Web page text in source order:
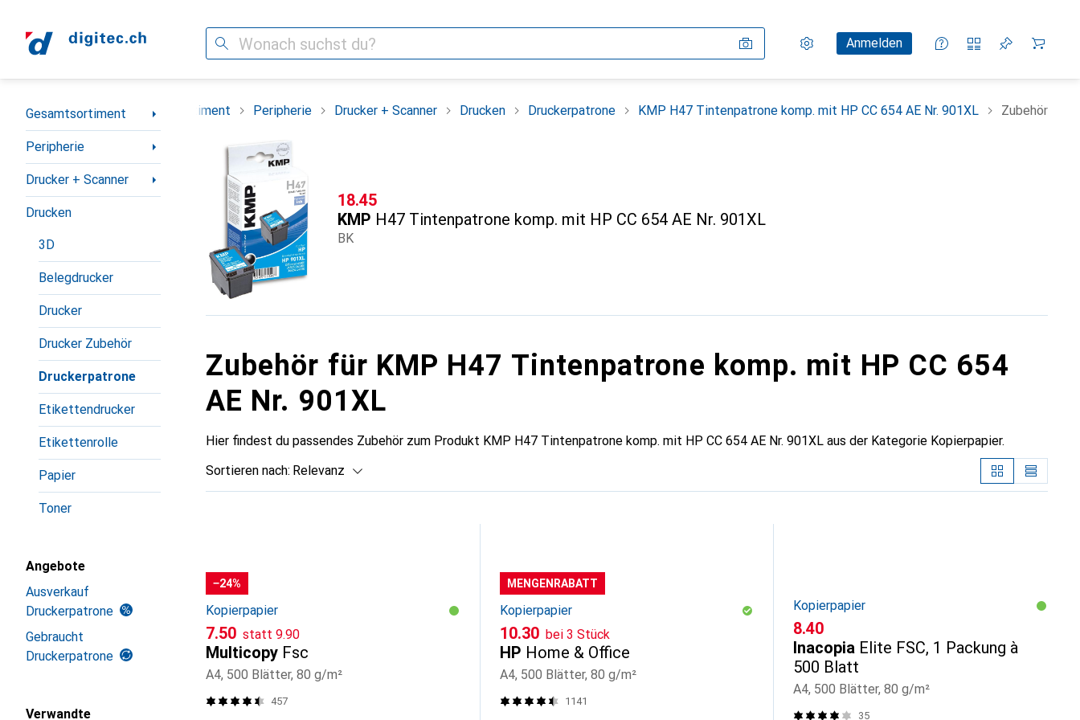
Suche Einstellungen
KundenkontoAnmelden
Vergleichslisten
Merklisten
Warenkorb
Navigation nach Kategorien
Gesamtsortiment
Peripherie
Drucker + Scanner
Drucken
3D
Belegdrucker
Drucker
Drucker Zubehör
Druckerpatrone
Etikettendrucker
Etikettenrolle
Papier
Toner
Angebote
Ausverkauf
Druckerpatrone
Gebraucht
Druckerpatrone
Verwandte
Gesamtsortiment Peripherie Drucker + Scanner Drucken Druckerpatrone KMP H47 Tintenpatrone komp. mit HP CC 654 AE Nr. 901XL Zubehör
CHF
18.45
KMP H47 Tintenpatrone komp. mit HP CC 654 AE Nr. 901XL
BK
Zubehör für KMP H47 Tintenpatrone komp. mit HP CC 654
AE Nr. 901XL
Hier findest du passendes Zubehör zum Produkt KMP H47 Tintenpatrone komp. mit HP CC 654 AE Nr. 901XL aus der Kategorie Kopierpapier.
Sortieren nach: Relevanz
−24%
Kopierpapier
CHF
7.50 statt CHF
9.90
Multicopy Fsc
A4, 500 Blätter, 80 g/m²
457
MENGENRABATT
Kopierpapier
CHF
10.30 bei 3 Stück
HP Home & Office
A4, 500 Blätter, 80 g/m²
1141
Kopierpapier
CHF
8.40
Inacopia Elite FSC, 1 Packung à
500 Blatt
A4, 500 Blätter, 80 g/m²
35